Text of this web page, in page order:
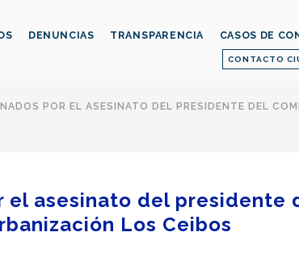
CONTACTO
DENUNCIAS TRANSPARENCIA CASOS DE
POR EL ASESINATO DEL PRESIDENTE DEL
el asesinato del presidente
Los Ceibos